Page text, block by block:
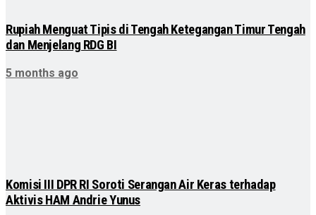
Rupiah Menguat Tipis di Tengah Ketegangan Timur Tengah
dan Menjelang RDG BI
5 months ago
Komisi III DPR RI Soroti Serangan Air Keras terhadap
Aktivis HAM Andrie Yunus